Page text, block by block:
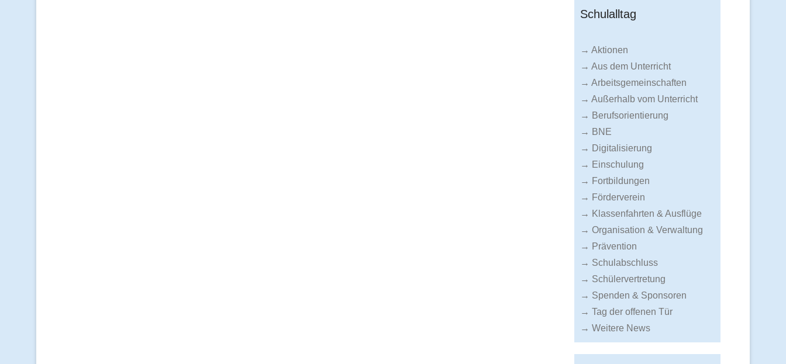
Schulalltag
→ Aktionen
→ Aus dem Unterricht
→ Arbeitsgemeinschaften
→ Außerhalb vom Unterricht
→ Berufsorientierung
→ BNE
→ Digitalisierung
→ Einschulung
→ Fortbildungen
→ Förderverein
→ Klassenfahrten & Ausflüge
→ Organisation & Verwaltung
→ Prävention
→ Schulabschluss
→ Schülervertretung
→ Spenden & Sponsoren
→ Tag der offenen Tür
→ Weitere News